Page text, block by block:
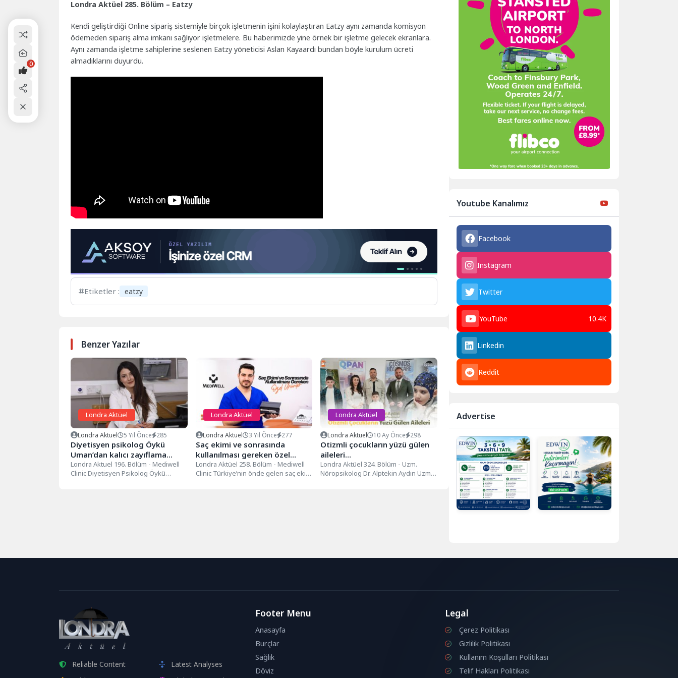
Londra Aktüel 285. Bölüm – Eatzy
Kendi geliştirdiği Online sipariş sistemiyle birçok işletmenin işini kolaylaştıran Eatzy aynı zamanda komisyon
ödemeden sipariş alma imkanı sağlıyor işletmelere. Bu haberimizde yine örnek bir işletme gelecek ekranlara.
Aynı zamanda işletme sahiplerine seslenen Eatzy yöneticisi Aslan Kayaardı bundan böyle kurulum ücreti
almadıklarını duyurdu.
Etiketler : eatzy
Benzer Yazılar
Londra Aktüel
Londra Aktuel 5 Yıl Önce 285
Diyetisyen psikolog Öykü
Uman’dan kalıcı zayıflama
tavsiyeleri
Londra Aktuel 196. Bölüm - Mediwell
Clinic Diyetisyen Psikolog Öykü
Londra Aktüel
Londra Aktuel 3 Yıl Önce 277
Saç ekimi ve sonrasında
kullanılması gereken özel
ürünler…
Londra Aktüel 258. Bölüm - Mediwell
Clinic Türkiye’nin önde gelen saç ekim
Londra Aktüel
Londra Aktuel 10 Ay Önce 298
Otizmli çocukların yüzü gülen
aileleri…
Londra Aktüel 324. Bölüm - Uzm.
Nöropsikolog Dr. Alptekin Aydın Uzm.
Youtube Kanalımız
Facebook
Instagram
Twitter
YouTube 10.4K
Linkedin
Reddit
Advertise
Reliable Content
Latest Analyses
Footer Menu
Anasayfa
Burçlar
Sağlık
Döviz
Legal
Çerez Politikası
Gizlilik Politikası
Kullanım Koşulları Politikası
Telif Hakları Politikası
0